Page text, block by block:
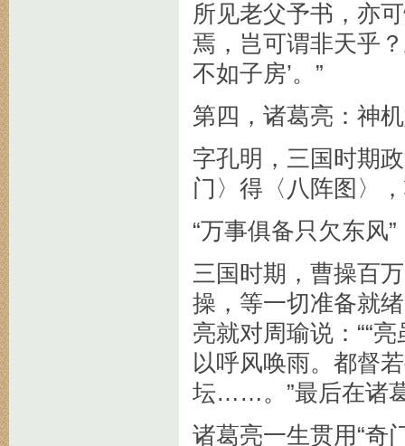
所见老父予书，亦
焉，岂可谓非天乎
不如子房’。”
第四，诸葛亮：神
字孔明，三国时期
门〉得〈八阵图〉
“万事俱备只欠东风
三国时期，曹操百
操，等一切准备就
亮就对周瑜说：““
以呼风唤雨。都督
坛……。”最后在诸
诸葛亮一生贯用“奇